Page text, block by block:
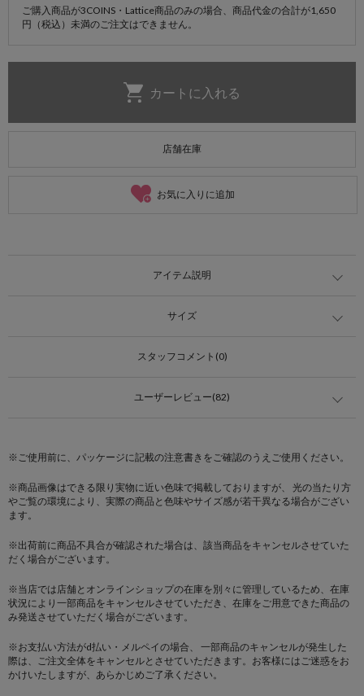
ご購入商品が3COINS・Lattice商品のみの場合、商品代金の合計が1,650
円（税込）未満のご注文はできません。
店舗在庫
お気に入りに追加
アイテム説明
サイズ
スタッフコメント(0)
ユーザーレビュー(82)
※ご使用前に、パッケージに記載の注意書きをご確認のうえご使用ください。
※商品画像はできる限り実物に近い色味で掲載しておりますが、 光の当たり方
やご覧の環境により、実際の商品と色味やサイズ感が若干異なる場合がござい
ます。
※出荷前に商品不具合が確認された場合は、該当商品をキャンセルさせていた
だく場合がございます。
※当店では店舗とオンラインショップの在庫を別々に管理しているため、在庫
状況により一部商品をキャンセルさせていただき、在庫をご用意できた商品の
み発送させていただく場合がございます。
※お支払い方法がd払い・メルペイの場合、 一部商品のキャンセルが発生した
際は、ご注文全体をキャンセルとさせていただきます。お客様にはご迷惑をお
かけいたしますが、あらかじめご了承ください。